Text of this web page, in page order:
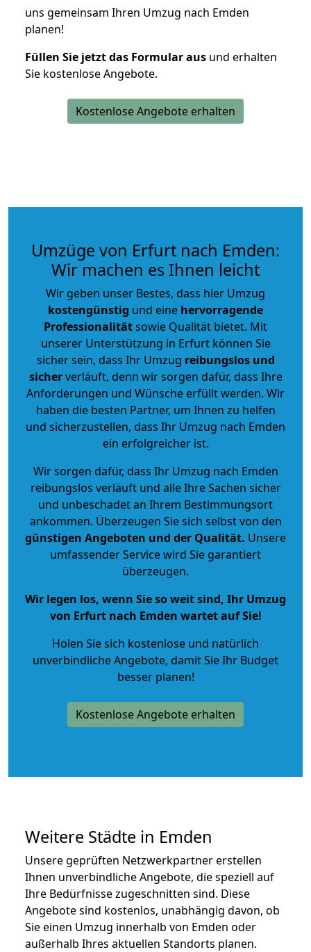
uns gemeinsam Ihren Umzug nach Emden
planen!
Füllen Sie jetzt das Formular aus und erhalten
Sie kostenlose Angebote.
Kostenlose Angebote erhalten
Umzüge von Erfurt nach Emden:
Wir machen es Ihnen leicht
Wir geben unser Bestes, dass hier Umzug
kostengünstig und eine hervorragende
Professionalitätsowie Qualität bietet. Mit
unserer Unterstützung in Erfurt können Sie
sicher sein, dass Ihr Umzug reibungslos und
sicherverläuft, denn wir sorgen dafür, dass Ihre
Anforderungen und Wünsche erfüllt werden. Wir
haben die besten Partner, um Ihnen zu helfen
und sicherzustellen, dass Ihr Umzug nach Emden
ein erfolgreicher ist.
Wir sorgen dafür, dass Ihr Umzug nach Emden
reibungslos verläuft und alle Ihre Sachen sicher
und unbeschadet an Ihrem Bestimmungsort
ankommen. Überzeugen Sie sich selbst von den
günstigen Angeboten und der Qualität. Unsere
umfassender Service wird Sie garantiert
überzeugen.
Wir legen los, wenn Sie so weit sind, Ihr Umzug
von Erfurt nach Emden wartet auf Sie!
Holen Sie sich kostenlose und natürlich
unverbindliche Angebote, damit Sie Ihr Budget
besser planen!
Kostenlose Angebote erhalten
Weitere Städte in Emden
Unsere geprüften Netzwerkpartner erstellen
Ihnen unverbindliche Angebote, die speziell auf
Ihre Bedürfnisse zugeschnitten sind. Diese
Angebote sind kostenlos, unabhängig davon, ob
Sie einen Umzug innerhalb von Emden oder
außerhalb Ihres aktuellen Standorts planen.